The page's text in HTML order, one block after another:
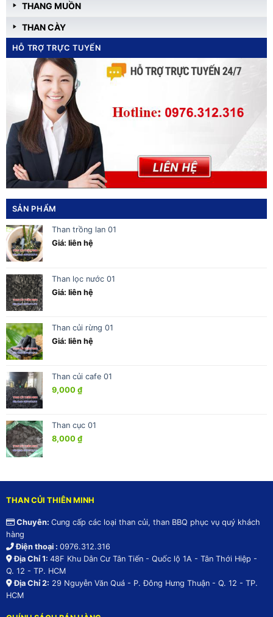
THANG MUỒN
THAN CÀY
HỖ TRỢ TRỰC TUYẾN
SẢN PHẨM
Than trồng lan 01
Giá: liên hệ
Than lọc nước 01
Giá: liên hệ
Than củi rừng 01
Giá: liên hệ
Than củi cafe 01
9,000 ₫
Than cục 01
8,000 ₫
THAN CỦI THIÊN MINH
Chuyên: Cung cấp các loại than củi, than BBQ phục vụ quý khách
hàng
Điện thoại : 0976.312.316
Địa Chỉ 1: 48F Khu Dân Cư Tân Tiến - Quốc lộ 1A - Tân Thới Hiệp -
Q. 12 - TP. HCM
Địa Chỉ 2: 29 Nguyễn Văn Quá - P. Đông Hưng Thuận - Q. 12 - TP.
HCM